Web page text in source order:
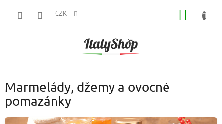
CZK
Marmelády, džemy a ovocné
pomazánky